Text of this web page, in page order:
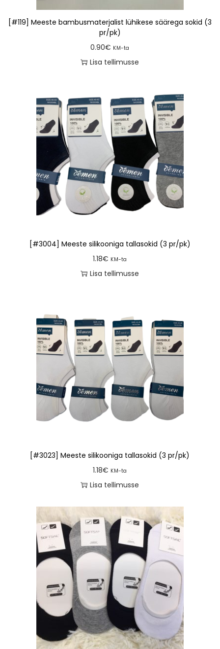
[#119] Meeste bambusmaterjalist lühikese säärega sokid (3
pr/pk)
0.90€ KM-ta
Lisa tellimusse
[#3004] Meeste silikooniga tallasokid (3 pr/pk)
1.18€ KM-ta
Lisa tellimusse
[#3023] Meeste silikooniga tallasokid (3 pr/pk)
1.18€ KM-ta
Lisa tellimusse